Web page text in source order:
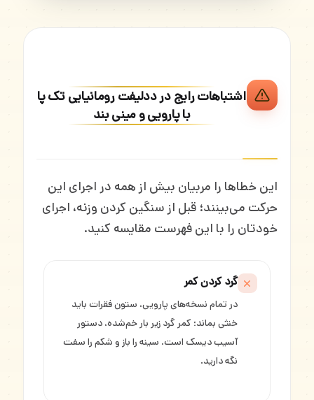
اشتباهات رایج در ددلیفت رومانیایی تک پا
با پارویی و مینی بند
این خطاها را مربیان بیش از همه در اجرای این
حرکت می‌بینند؛ قبل از سنگین کردن وزنه، اجرای
خودتان را با این فهرست مقایسه کنید.
گرد کردن کمر
در تمام نسخه‌های پارویی، ستون فقرات باید
خنثی بماند؛ کمر گرد زیر بار خم‌شده، دستور
آسیب دیسک است. سینه را باز و شکم را سفت
نگه دارید.